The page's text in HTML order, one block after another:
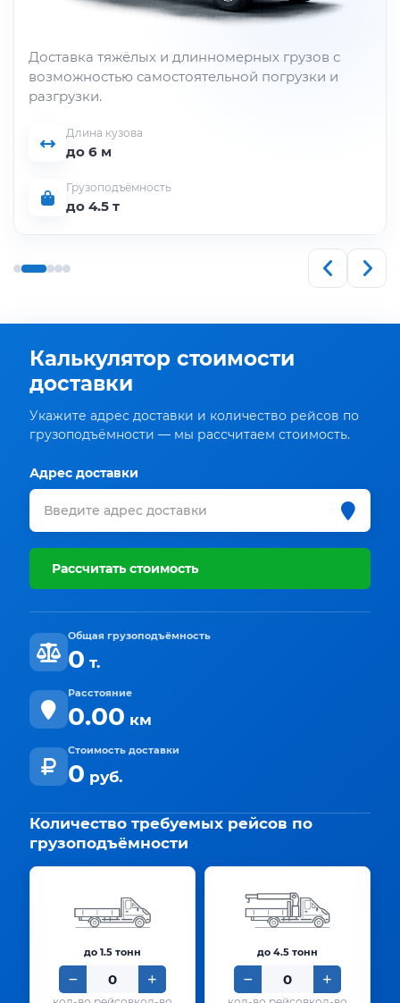
Доставка тяжёлых и длинномерных грузов с
возможностью самостоятельной погрузки и
разгрузки.
Длина кузова
до 6 м
Грузоподъёмность
до 4.5 т
Калькулятор стоимости
доставки
Укажите адрес доставки и количество рейсов по
грузоподъёмности — мы рассчитаем стоимость.
Адрес доставки
Рассчитать стоимость
Общая грузоподъёмность
0 т.
Расстояние
0.00 км
Стоимость доставки
0 руб.
Количество требуемых рейсов по
грузоподъёмности
до 1.5 тонн до 4.5 тонн